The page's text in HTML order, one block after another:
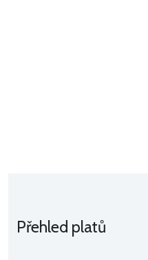
Přehled platů